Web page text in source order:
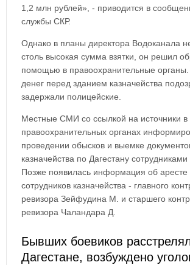
1,2 млн рублей», - приводится в
службы СКР.
Однако в планы директора Водоканала
столь высокая сумма взятки, он решил
помощью в правоохранительные
денег перед зданием казначейства
задержали полицейские.
Местные СМИ со ссылкой на источники в
правоохранительных органах
проведении обысков и выемке
казначейства по Дагестану
Позже появилась информация об аресте
сотрудников казначейства - главного
ревизора Зейфудина М. и старшего
ревизора Чаландара Д.
Бывших боевиков
Дагестане, возбуждено